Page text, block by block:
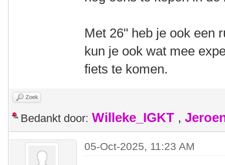
Met 26" heb je ook een
kun je ook wat mee
fiets te komen.
Zoek
Bedankt door: Willeke_IGKT ,
05-Oct-2025, 11:23 AM